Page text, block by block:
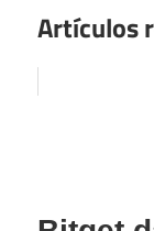
Artículos